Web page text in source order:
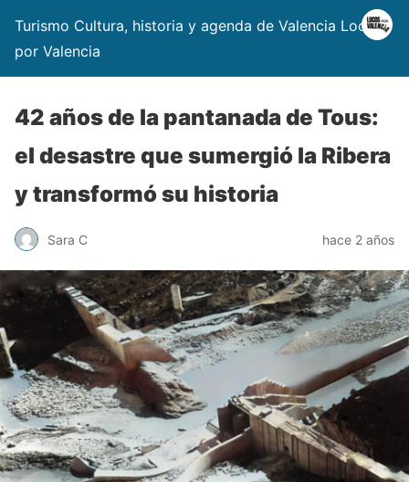
Turismo Cultura, historia y agenda de Valencia Locos
por Valencia
42 años de la pantanada de Tous:
el desastre que sumergió la Ribera
y transformó su historia
Sara C hace 2 años